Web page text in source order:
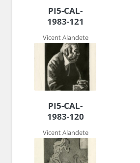
PI5-CAL-
1983-121
Vicent Alandete
PI5-CAL-
1983-120
Vicent Alandete